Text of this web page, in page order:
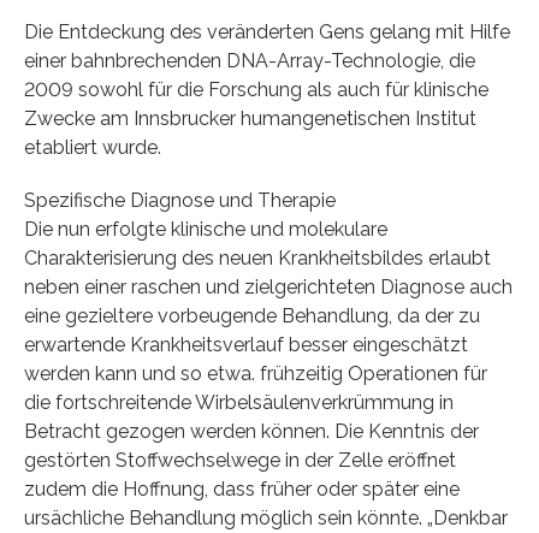
Die Entdeckung des veränderten Gens gelang mit Hilfe
einer bahnbrechenden DNA-Array-Technologie, die
2009 sowohl für die Forschung als auch für klinische
Zwecke am Innsbrucker humangenetischen Institut
etabliert wurde.
Spezifische Diagnose und Therapie
Die nun erfolgte klinische und molekulare
Charakterisierung des neuen Krankheitsbildes erlaubt
neben einer raschen und zielgerichteten Diagnose auch
eine gezieltere vorbeugende Behandlung, da der zu
erwartende Krankheitsverlauf besser eingeschätzt
werden kann und so etwa. frühzeitig Operationen für
die fortschreitende Wirbelsäulenverkrümmung in
Betracht gezogen werden können. Die Kenntnis der
gestörten Stoffwechselwege in der Zelle eröffnet
zudem die Hoffnung, dass früher oder später eine
ursächliche Behandlung möglich sein könnte. „Denkbar